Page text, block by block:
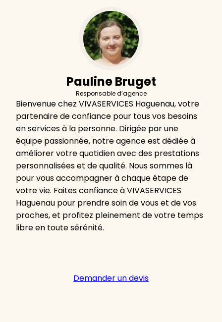
Pauline Bruget
Responsable d’agence
Bienvenue chez VIVASERVICES Haguenau, votre
partenaire de confiance pour tous vos besoins
en services à la personne. Dirigée par une
équipe passionnée, notre agence est dédiée à
améliorer votre quotidien avec des prestations
personnalisées et de qualité. Nous sommes là
pour vous accompagner à chaque étape de
votre vie. Faites confiance à VIVASERVICES
Haguenau pour prendre soin de vous et de vos
proches, et profitez pleinement de votre temps
libre en toute sérénité.
Demander un devis